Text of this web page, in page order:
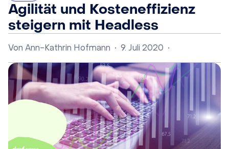
Agilität und Kosteneffizienz
steigern mit Headless
Von Ann-Kathrin Hofmann • 9. Juli 2020 •